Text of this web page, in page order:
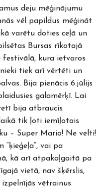
deju mēģinājumu
vēl papildus mēģināt
varētu doties ceļā un
Bursas rīkotajā
festivālā, kura ietvaros
tiek arī vērtēti un
Bija pienācis 6.jūlijs
galamērķī. Lai
bija atbraucis
tik ļoti iemīļotais
– Super Mario! Ne velti!
“ķieģeļa”, vai pa
kā arī atpakaļgaitā pa
vietā, nav šķērslis,
izpelnījās vētrainus